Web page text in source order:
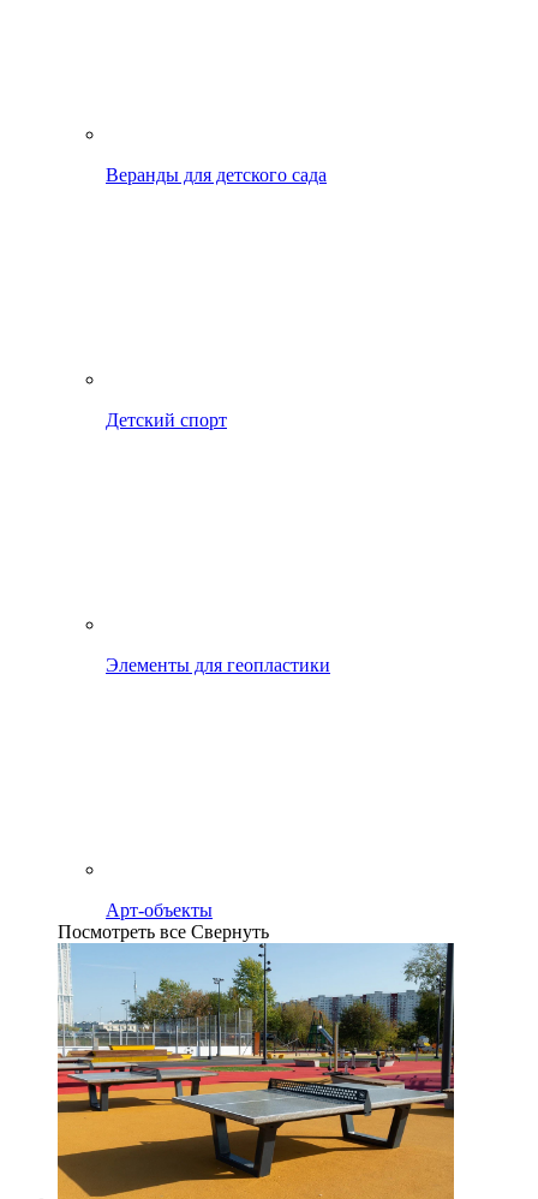
Веранды для детского сада
Детский спорт
Элементы для геопластики
Арт-объекты
Посмотреть все Свернуть